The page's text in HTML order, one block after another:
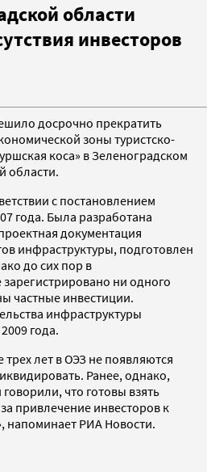
области
инвесторов
досрочно прекратить
зоны туристско-
коса» в Зеленоградском
области.
с постановлением
года. Была разработана
документация
инфраструктуры, подготовлен
до сих пор в
ни одного
частные инвестиции.
инфраструктуры
года.
трех лет в ОЭЗ не появляются
Ранее, однако,
что готовы взять
привлечение инвесторов к
напоминает РИА Новости.